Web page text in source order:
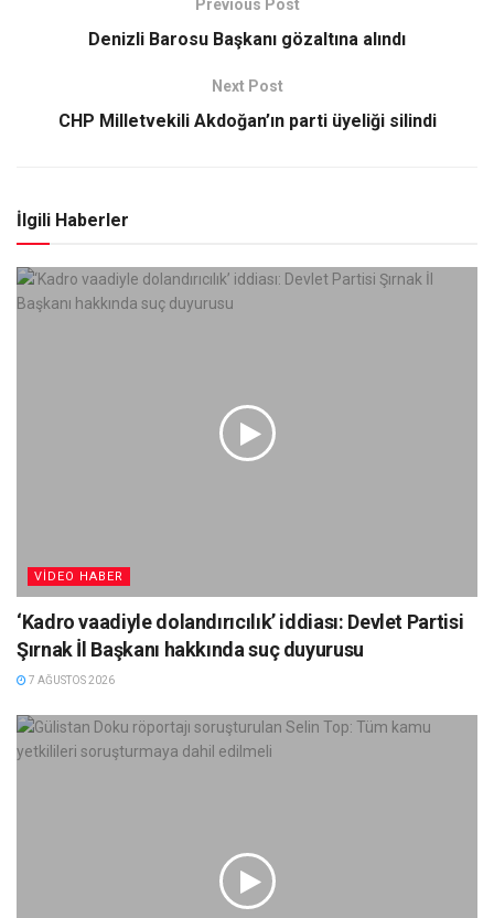
Previous Post
Denizli Barosu Başkanı gözaltına alındı
Next Post
CHP Milletvekili Akdoğan’ın parti üyeliği silindi
İlgili Haberler
VIDEO HABER
‘Kadro vaadiyle dolandırıcılık’ iddiası: Devlet Partisi
Şırnak İl Başkanı hakkında suç duyurusu
7 AĞUSTOS 2026